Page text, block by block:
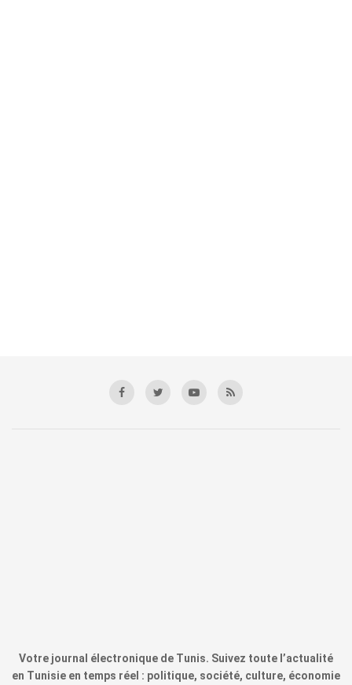
Votre journal électronique de Tunis. Suivez toute l’actualité
en Tunisie en temps réel : politique, société, culture, économie